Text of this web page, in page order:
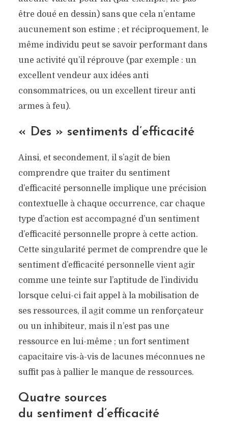
être doué en dessin) sans que cela n’entame
aucunement son estime ; et réciproquement, le
même individu peut se savoir performant dans
une activité qu’il réprouve (par exemple : un
excellent vendeur aux idées anti
consommatrices, ou un excellent tireur anti
armes à feu).
« Des » sentiments d’efficacité
Ainsi, et secondement, il s’agit de bien
comprendre que traiter du sentiment
d’efficacité personnelle implique une précision
contextuelle à chaque occurrence, car chaque
type d’action est accompagné d’un sentiment
d’efficacité personnelle propre à cette action.
Cette singularité permet de comprendre que le
sentiment d’efficacité personnelle vient agir
comme une teinte sur l’aptitude de l’individu
lorsque celui-ci fait appel à la mobilisation de
ses ressources, il agit comme un renforçateur
ou un inhibiteur, mais il n’est pas une
ressource en lui-même ; un fort sentiment
capacitaire vis-à-vis de lacunes méconnues ne
suffit pas à pallier le manque de ressources.
Quatre sources
du sentiment d’efficacité